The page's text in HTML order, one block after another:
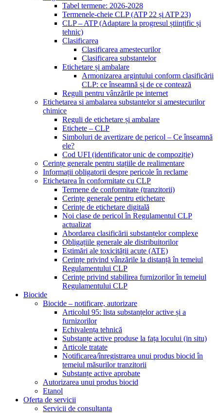
Tabel termene: 2026-2028
Termenele-cheie CLP (ATP 22 și ATP 23)
CLP – ATP (Adaptare la progresul științific și
tehnic)
Clasificarea
Clasificarea amestecurilor
Clasificarea substantelor
Etichetare și ambalare
Armonizarea argintului conform clasificării
CLP: ce înseamnă și de ce contează
Reguli pentru vânzările pe internet
Etichetarea si ambalarea substantelor si amestecurilor
chimice
Reguli de etichetare și ambalare
Etichete – CLP
Simboluri de avertizare de pericol – Ce înseamnă
ele?
Cod UFI (identificator unic de compoziție)
Cerințe generale pentru stațiile de realimentare
Informații obligatorii despre pericole în reclame
Etichetarea în conformitate cu CLP
Termene de conformitate (tranzitorii)
Cerințe generale pentru etichetare
Cerințe de etichetare digitală
Noi clase de pericol în Regulamentul CLP
actualizat
Abordarea clasificării substanțelor complexe
Obligațiile generale ale distribuitorilor
Estimări ale toxicității acute (ATE)
Cerințe privind vânzările la distanță în temeiul
Regulamentului CLP
Cerințe privind stabilirea furnizorilor în temeiul
Regulamentului CLP
Biocide
Biocide – notificare, autorizare
Articolul 95: lista substanțelor active și a
furnizorilor
Echivalența tehnică
Substanțe active produse la fața locului (in situ)
Articole tratate
Notificarea/înregistrarea unui produs biocid în
temeiul măsurilor tranzitorii
Substanțe active aprobate
Autorizarea unui produs biocid
Etanol
Oferta de servicii
Servicii de consultanta